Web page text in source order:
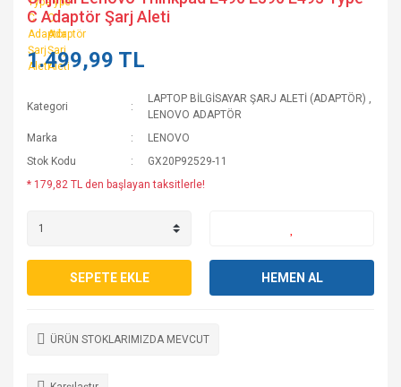
C Adaptör Şarj Aleti
1.499,99 TL
Kategori
LAPTOP BİLGİSAYAR ŞARJ ALETİ (ADAPTÖR) ,
LENOVO ADAPTÖR
Marka
LENOVO
Stok Kodu
GX20P92529-11
* 179,82 TL den başlayan taksitlerle!
SEPETE EKLE HEMEN AL
ÜRÜN STOKLARIMIZDA MEVCUT